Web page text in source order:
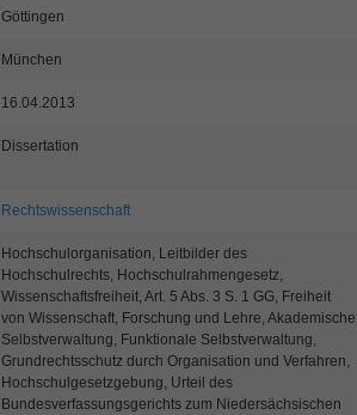
Göttingen
München
16.04.2013
Dissertation
Rechtswissenschaft
Hochschulorganisation, Leitbilder des
Hochschulrechts, Hochschulrahmengesetz,
Wissenschaftsfreiheit, Art. 5 Abs. 3 S. 1 GG, Freiheit
von Wissenschaft, Forschung und Lehre, Akademische
Selbstverwaltung, Funktionale Selbstverwaltung,
Grundrechtsschutz durch Organisation und Verfahren,
Hochschulgesetzgebung, Urteil des
Bundesverfassungsgerichts zum Niedersächsischen